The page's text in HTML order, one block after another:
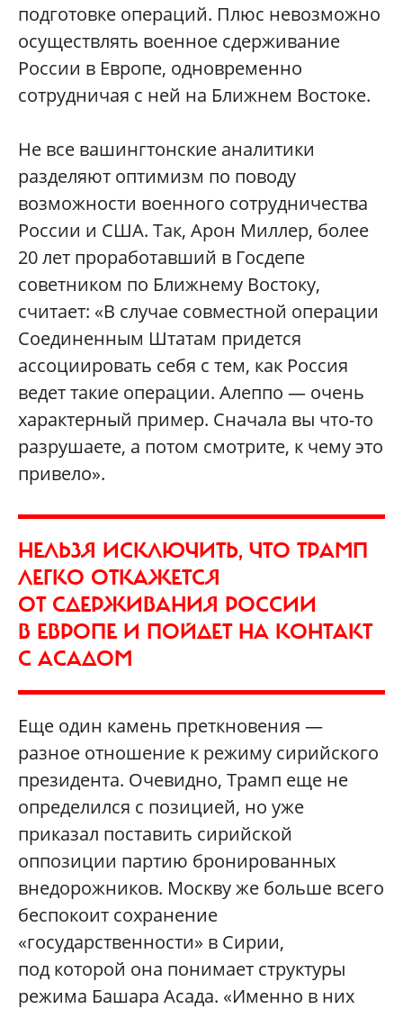
подготовке операций. Плюс невозможно
осуществлять военное сдерживание
России в Европе, одновременно
сотрудничая с ней на Ближнем Востоке.
Не все вашингтонские аналитики
разделяют оптимизм по поводу
возможности военного сотрудничества
России и США. Так, Арон Миллер, более
20 лет проработавший в Госдепе
советником по Ближнему Востоку,
считает: «В случае совместной операции
Соединенным Штатам придется
ассоциировать себя с тем, как Россия
ведет такие операции. Алеппо — очень
характерный пример. Сначала вы что-то
разрушаете, а потом смотрите, к чему это
привело».
НЕЛЬЗЯ ИСКЛЮЧИТЬ, ЧТО ТРАМП
ЛЕГКО ОТКАЖЕТСЯ
ОТ СДЕРЖИВАНИЯ РОССИИ
В ЕВРОПЕ И ПОЙДЕТ НА КОНТАКТ
С АСАДОМ
Еще один камень преткновения —
разное отношение к режиму сирийского
президента. Очевидно, Трамп еще не
определился с позицией, но уже
приказал поставить сирийской
оппозиции партию бронированных
внедорожников. Москву же больше всего
беспокоит сохранение
«государственности» в Сирии,
под которой она понимает структуры
режима Башара Асада. «Именно в них